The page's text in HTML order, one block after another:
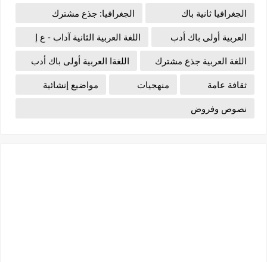
الجغرافيا ثانية باك
الجغرافيا: جذع مشترك
العربية أولى باك أدب
اللغة العربية الثانية آداب - ع إ
اللغة العربية جذع مشترك
اللغةا العربية أولى باك أدب
ثقافة عامة
منهجيات
مواضيع إنشائية
نصوص وفروض